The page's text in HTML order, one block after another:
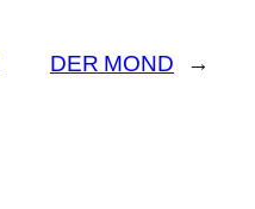
DER MOND →